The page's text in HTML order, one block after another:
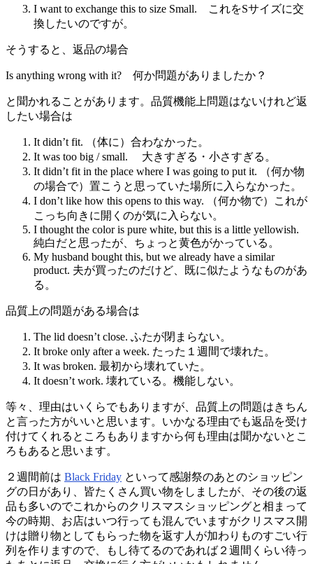
I want to exchange this to size Small. これをSサイズに交
換したいのですが。
そうすると、返品の場合
Is anything wrong with it? 何か問題がありましたか？
と聞かれることがあります。品質機能上問題はないけれど返
したい場合は
It didn’t fit. （体に）合わなかった。
It was too big / small. 大きすぎる・小さすぎる。
It didn’t fit in the place where I was going to put it. （何か物
の場合で）置こうと思っていた場所に入らなかった。
I don’t like how this opens to this way. （何か物で）これが
こっち向きに開くのが気に入らない。
I thought the color is pure white, but this is a little yellowish.
純白だと思ったが、ちょっと黄色がかっている。
My husband bought this, but we already have a similar
product. 夫が買ったのだけど、既に似たようなものがあ
る。
品質上の問題がある場合は
The lid doesn’t close. ふたが閉まらない。
It broke only after a week. たった１週間で壊れた。
It was broken. 最初から壊れていた。
It doesn’t work. 壊れている。機能しない。
等々、理由はいくらでもありますが、品質上の問題はきちん
と言った方がいいと思います。いかなる理由でも返品を受け
付けてくれるところもありますから何も理由は聞かないとこ
ろもあると思います。
２週間前は Black Friday といって感謝祭のあとのショッピン
グの日があり、皆たくさん買い物をしましたが、その後の返
品も多いのでこれからのクリスマスショッピングと相まって
今の時期、お店はいつ行っても混んでいますがクリスマス開
けは贈り物としてもらった物を返す人が加わりものすごい行
列を作りますので、もし待てるのであれば２週間くらい待っ